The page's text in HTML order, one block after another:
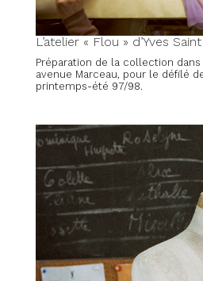
L’atelier « Flou » d’Yves
Préparation de la collection dans
avenue Marceau, pour le défilé
printemps-été 97/98.